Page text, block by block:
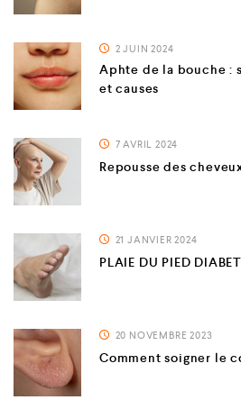
2 JUIN 2024
Aphte de la bouche :
et causes
7 AVRIL 2024
Repousse des
21 JANVIER 2024
PLAIE DU PIED
20 NOVEMBRE 2023
Comment soigner le